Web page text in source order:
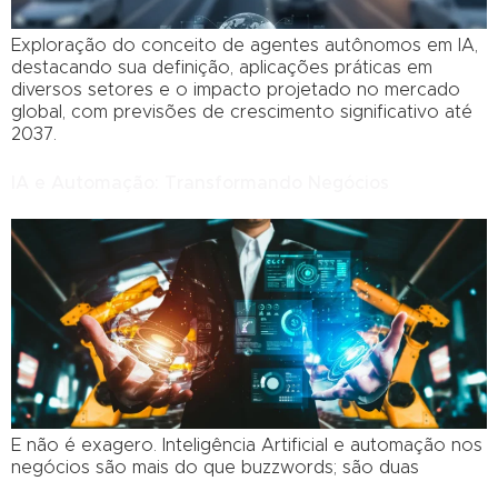
Exploração do conceito de agentes autônomos em IA,
destacando sua definição, aplicações práticas em
diversos setores e o impacto projetado no mercado
global, com previsões de crescimento significativo até
2037.
E não é exagero. Inteligência Artificial e automação nos
negócios são mais do que buzzwords; são duas